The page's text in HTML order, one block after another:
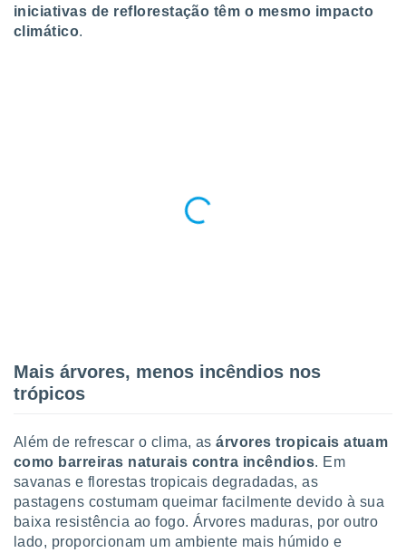
os
de
e
de
1199
iniciativas de reflorestação têm o mesmo impacto
climático.
Mais árvores, menos incêndios nos
trópicos
Além de refrescar o clima, as árvores tropicais atuam
como barreiras naturais contra incêndios. Em
savanas e florestas tropicais degradadas, as
pastagens costumam queimar facilmente devido à sua
baixa resistência ao fogo. Árvores maduras, por outro
lado, proporcionam um ambiente mais húmido e